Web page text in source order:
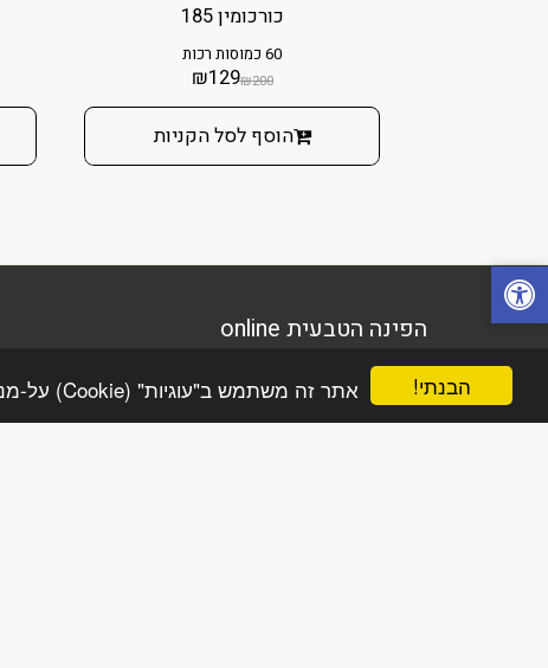
הבנתי! אתר זה משתמש ב"עוגיות" (Cookie) על-מנת להבטיח שתהנה מהחוויה הטובה ביותר באתר שלך.
כורכומין 185
60 כמוסות רכות
₪200
₪129
הוסף לסל הקניות
הפינה הטבעית online
מדיניות משלוחים והחזרות